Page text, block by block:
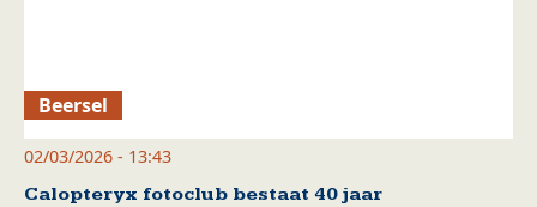
Beersel
02/03/2026 - 13:43
Calopteryx fotoclub bestaat 40 jaar